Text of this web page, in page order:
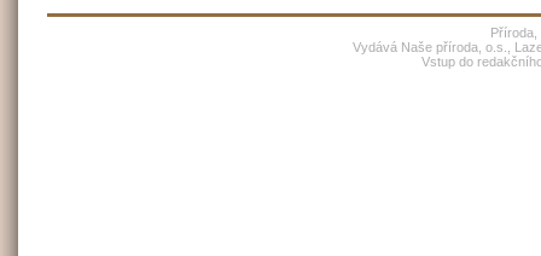
Příroda,
Vydává Naše příroda, o.s.,
Vstup do